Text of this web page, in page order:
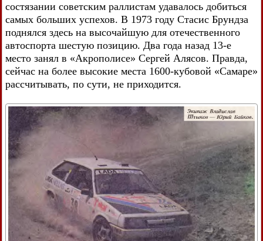
состязании советским раллистам удавалось добиться
самых больших успехов. В 1973 году Стасис Брундза
поднялся здесь на высочайшую для отечественного
автоспорта шестую позицию. Два года назад 13-е
место занял в «Акрополисе» Сергей Алясов. Правда,
сейчас на более высокие места 1600-кубовой «Самаре»
рассчитывать, по сути, не приходится.